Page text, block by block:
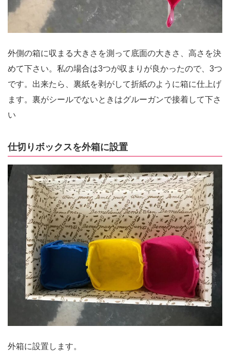
外側の箱に収まる大きさを測って底面の大きさ、高さを決
めて下さい。私の場合は3つが収まりが良かったので、3つ
です。出来たら、裏紙を剥がして折紙のように箱に仕上げ
ます。裏がシールでないときはグルーガンで接着して下さ
い
仕切りボックスを外箱に設置
外箱に設置します。